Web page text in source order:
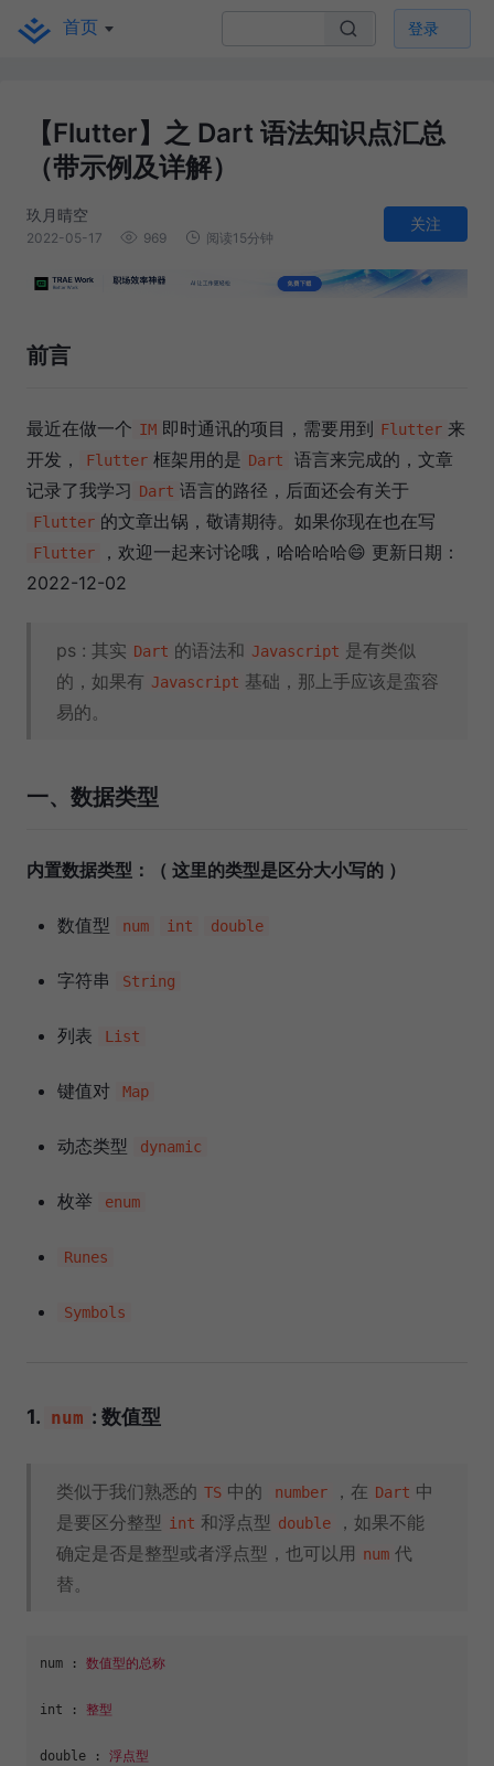
首页 登录
【Flutter】之 Dart 语法知识点汇总
（带示例及详解）
玖月晴空
2022-05-17 969 阅读15分钟
关注
前言
最近在做一个 IM 即时通讯的项目，需要用到 Flutter 来
开发，
Flutter 框架用的是 Dart
语言来完成的，文章
记录了我学习 Dart 语言的路径，后面还会有关于
Flutter 的文章出锅，敬请期待。如果你现在也在写
Flutter
，欢迎一起来讨论哦，哈哈哈哈😄 更新日期：
2022-12-02
ps : 其实 Dart 的语法和 Javascript 是有类似
的，如果有 Javascript 基础，那上手应该是蛮容
易的。
一、数据类型
内置数据类型：（ 这里的类型是区分大小写的 ）
数值型 num int double
字符串 String
列表 List
键值对 Map
动态类型 dynamic
枚举 enum
Runes
Symbols
1. num : 数值型
类似于我们熟悉的 TS 中的 number ，在 Dart 中
是要区分整型 int 和浮点型 double
，如果不能
确定是否是整型或者浮点型，也可以用 num 代
替。
num : 数值型的总称
int : 整型
double : 浮点型